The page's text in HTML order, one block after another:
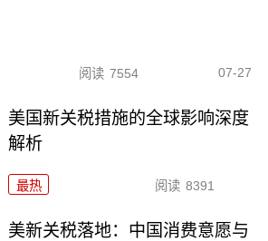
阅读 7554 07-27
美国新关税措施的全球影响深度
解析
最热 阅读 8391
美新关税落地：中国消费意愿与